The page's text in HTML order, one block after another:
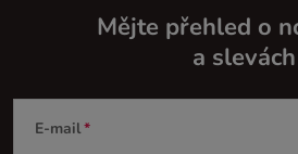
Mějte přehled o
a slevách
E-mail